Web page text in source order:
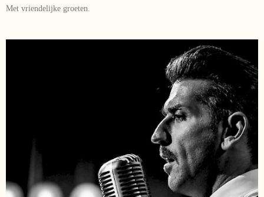
Met vriendelijke groeten.